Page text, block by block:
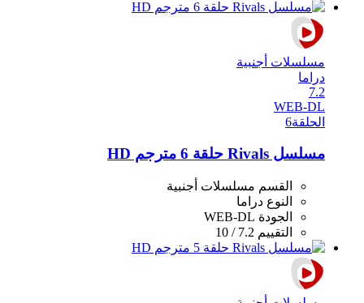
مسلسلات أجنبية
دراما
7.2
WEB-DL
الحلقة6
مسلسل Rivals حلقة 6 مترجم HD
القسم مسلسلات أجنبية
النوع دراما
الجودة WEB-DL
التقييم 7.2 / 10